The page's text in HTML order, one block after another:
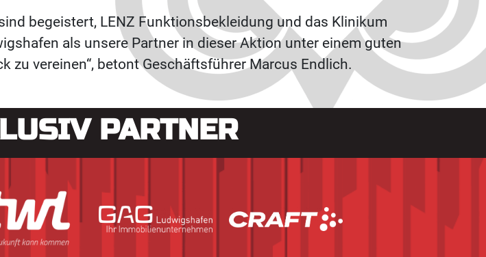
begeistert, LENZ Funktionsbekleidung und das Klinikum
als unsere Partner in dieser Aktion unter einem guten
zu vereinen“, betont Geschäftsführer Marcus Endlich.
PARTNER